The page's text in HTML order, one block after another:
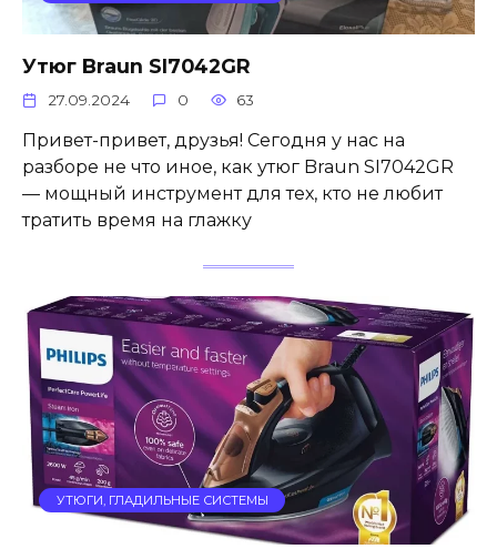
Утюг Braun SI7042GR
27.09.2024 0 63
Привет-привет, друзья! Сегодня у нас на
разборе не что иное, как утюг Braun SI7042GR
— мощный инструмент для тех, кто не любит
тратить время на глажку
УТЮГИ, ГЛАДИЛЬНЫЕ СИСТЕМЫ